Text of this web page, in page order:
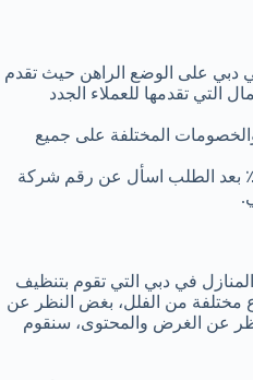
دبي على الوضع الراهن حيث تقدم
التي تقدمها للعملاء الجدد
المختلفة على جميع
وثقتهم وقيمة الخصم تصل إلى 50٪ بعد الطلب اسأل عن رقم شركة
في دبي التي تقوم بتنظيف
مختلفة من الفلل، بغض النظر عن
عن الغرض والمحتوى، سنقوم